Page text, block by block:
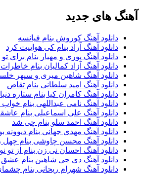
آهنگ های جدید
دانلود آهنگ کوروش بنام فیانسه
دانلود آهنگ آراد بنام کی هواییت کرد
دانلود آهنگ پوری و مهیار بنام برای تو
دانلود آهنگ آزاد کمالیان بنام
دانلود آهنگ شاهین میری و سپهر
دانلود آهنگ امید سلطانی بنام تقاص
دانلود آهنگ کامران کیا بنام ستاره
دانلود آهنگ نامی عبداللهی بنام خواب
دانلود آهنگ علی اسماعیلی بنام
دانلود آهنگ احمد سلو بنام چی شد
دانلود آهنگ مهدی جهانی بنام دیوونه
دانلود آهنگ محسن چاوشی بنام چهل
دانلود آهنگ احسان نی زن بنام از تو
دانلود آهنگ دی جی شاهین بنام عشق
دانلود آهنگ شهرام ریحانی بنام